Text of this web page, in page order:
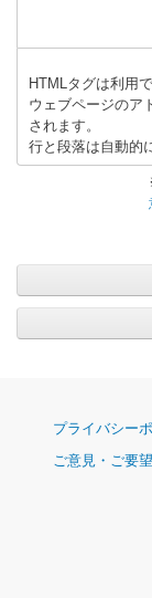
ラ
ン
ジ
ス
タ
T
T
C
HTMLタグは利用
ウェブページのア
されます。
行と段落は自動的
ナ
ゲ
プライバシー
ご意見・ご要望